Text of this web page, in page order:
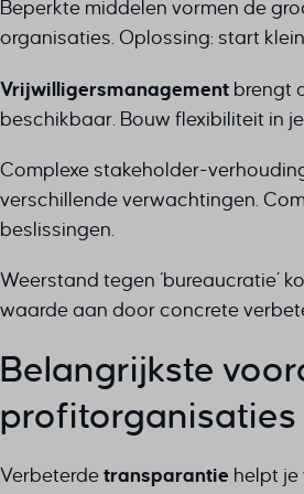
Beperkte middelen vormen de
organisaties. Oplossing: start
Vrijwilligersmanagement brengt
beschikbaar. Bouw flexibiliteit in
Complexe stakeholder-
verschillende verwachtingen.
beslissingen.
Weerstand tegen ‘bureaucratie’
waarde aan door concrete
Belangrijkste
profitorganisaties
Verbeterde transparantie helpt